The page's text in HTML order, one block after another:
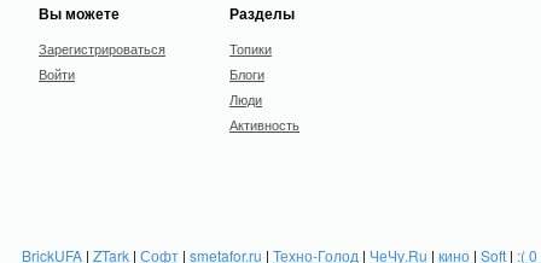
Вы можете
Зарегистрироваться
Войти
Разделы
Топики
Блоги
Люди
Активность
BrickUFA| ZTark| Софт| smetafor.ru | Техно-Голод | ЧеЧу.Ru | кино| Soft| :(